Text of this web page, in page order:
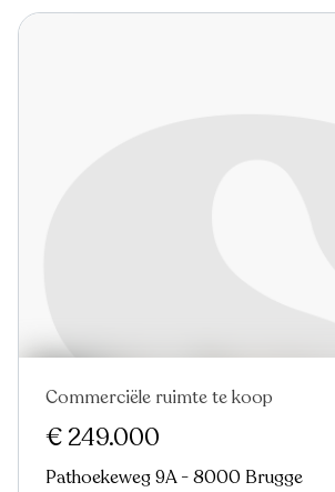
Nieuw
Commerciële ruimte te koop
€ 249.000
Pathoekeweg 9A - 8000 Brugge